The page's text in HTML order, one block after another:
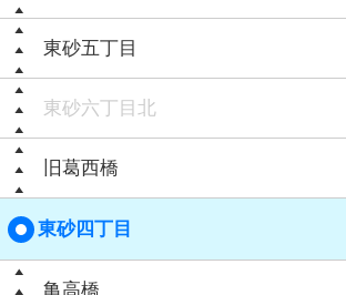
東砂五丁目
東砂六丁目北
旧葛西橋
東砂四丁目
亀高橋